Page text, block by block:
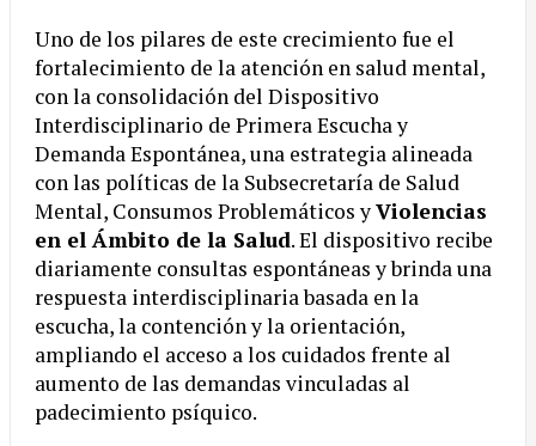
Uno de los pilares de este crecimiento fue el
fortalecimiento de la atención en salud mental,
con la consolidación del Dispositivo
Interdisciplinario de Primera Escucha y
Demanda Espontánea, una estrategia alineada
con las políticas de la Subsecretaría de Salud
Mental, Consumos Problemáticos yViolencias
en el Ámbito de la Salud. El dispositivo recibe
diariamente consultas espontáneas y brinda una
respuesta interdisciplinaria basada en la
escucha, la contención y la orientación,
ampliando el acceso a los cuidados frente al
aumento de las demandas vinculadas al
padecimiento psíquico.